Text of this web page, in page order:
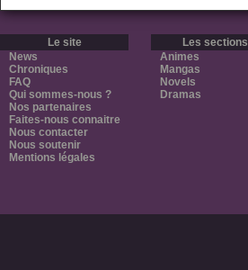
Le site
News
Chroniques
FAQ
Qui sommes-nous ?
Nos partenaires
Faites-nous connaitre
Nous contacter
Nous soutenir
Mentions légales
Les sections
Animes
Mangas
Novels
Dramas